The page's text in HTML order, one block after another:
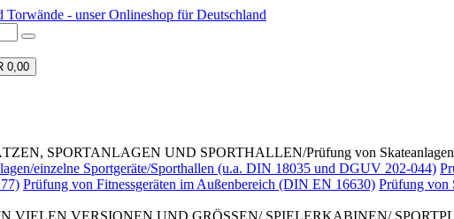
0,00
SPORTANLAGEN UND SPORTHALLEN/Prüfung von Skateanlagen
einzelne Sportgeräte/Sporthallen (u.a. DIN 18035 und DGUV 202-044)
Prüfung von Fitnessgeräten im Außenbereich (DIN EN 16630) Prüfung von
VIELEN VERSIONEN UND GRÖSSEN/ SPIELERKABINEN/